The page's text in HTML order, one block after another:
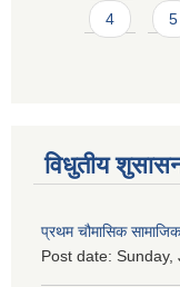
4 5
विधुतीय
प्रथम चौमासिक
Post date: Sunday,